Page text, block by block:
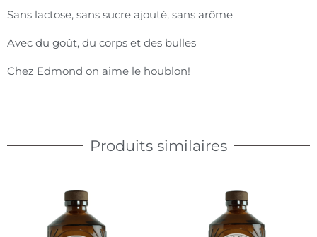
Sans lactose, sans sucre ajouté, sans arôme
Avec du goût, du corps et des bulles
Chez Edmond on aime le houblon!
Produits similaires